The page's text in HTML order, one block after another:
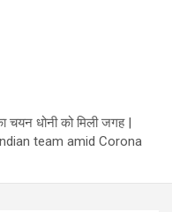
चयन धोनी को मिली जगह |
team amid Corona